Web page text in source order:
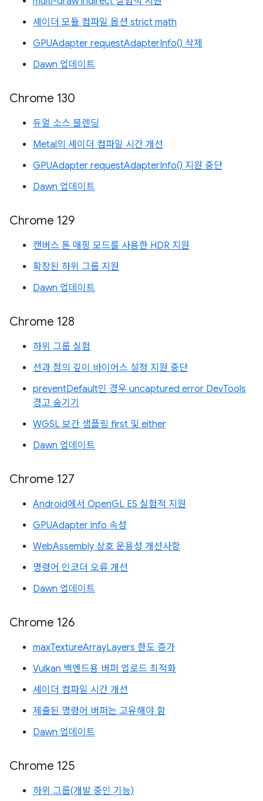
셰이더 모듈 컴파일 옵션 strict math
GPUAdapter requestAdapterInfo() 삭제
Dawn 업데이트
Chrome 130
듀얼 소스 블렌딩
Metal의 셰이더 컴파일 시간 개선
GPUAdapter requestAdapterInfo() 지원 중단
Dawn 업데이트
Chrome 129
캔버스 톤 매핑 모드를 사용한 HDR 지원
확장된 하위 그룹 지원
Dawn 업데이트
Chrome 128
하위 그룹 실험
선과 점의 깊이 바이어스 설정 지원 중단
preventDefault인 경우 uncaptured error DevTools
경고 숨기기
WGSL 보간 샘플링 first 및 either
Dawn 업데이트
Chrome 127
Android에서 OpenGL ES 실험적 지원
GPUAdapter info 속성
WebAssembly 상호 운용성 개선사항
명령어 인코더 오류 개선
Dawn 업데이트
Chrome 126
maxTextureArrayLayers 한도 증가
Vulkan 백엔드용 버퍼 업로드 최적화
셰이더 컴파일 시간 개선
제출된 명령어 버퍼는 고유해야 함
Dawn 업데이트
Chrome 125
하위 그룹(개발 중인 기능)